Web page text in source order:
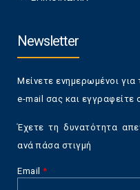
Newsletter
Μείνετε ενημερωμένοι
e-mail σας και εγγραφείτε
Έχετε τη δυνατότητα
ανά πάσα στιγμή
Email *